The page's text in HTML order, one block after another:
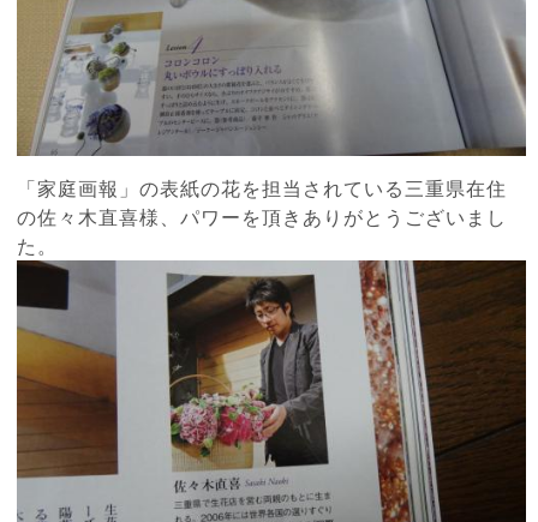
「家庭画報」の表紙の花を担当されている三重県在住
の佐々木直喜様、パワーを頂きありがとうございまし
た。